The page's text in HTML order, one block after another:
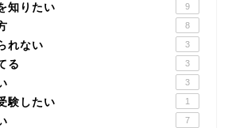
知りたい 9
8
れない 3
る 3
3
験したい 1
7